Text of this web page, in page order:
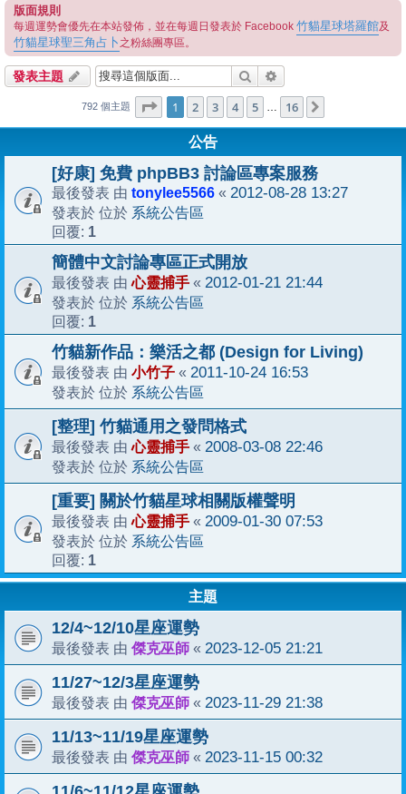
版面規則
每週運勢會優先在本站發佈，並在每週日發表於 Facebook 竹貓星球塔羅館及
竹貓星球聖三角占卜 之粉絲團專區。
發表主題 搜尋
792 個主題 第1 頁 (共 16頁)
1 2 3 4 5 … 16
公告
[好康] 免費 phpBB3 討論區專案服務
最後發表 由 tonylee5566 « 2012-08-28 13:27
發表於 位於 系統公告區
回覆: 1
簡體中文討論專區正式開放
最後發表 由心靈捕手 « 2012-01-21 21:44
發表於 位於 系統公告區
回覆: 1
竹貓新作品：樂活之都 (Design for Living)
最後發表 由 小竹子 « 2011-10-24 16:53
發表於 位於 系統公告區
[整理] 竹貓通用之發問格式
最後發表 由心靈捕手 « 2008-03-08 22:46
發表於 位於 系統公告區
[重要] 關於竹貓星球相關版權聲明
最後發表 由心靈捕手 « 2009-01-30 07:53
發表於 位於 系統公告區
回覆: 1
主題
12/4~12/10星座運勢
最後發表 由 傑克巫師 « 2023-12-05 21:21
11/27~12/3星座運勢
最後發表 由 傑克巫師 « 2023-11-29 21:38
11/13~11/19星座運勢
最後發表 由 傑克巫師 « 2023-11-15 00:32